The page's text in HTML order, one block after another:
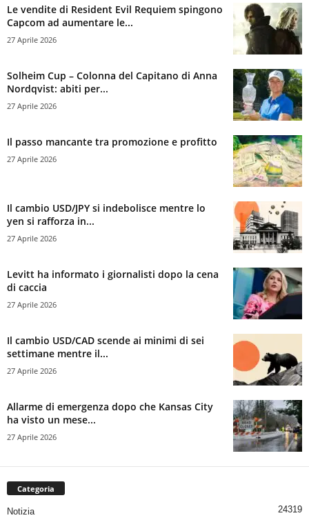
Le vendite di Resident Evil Requiem spingono
Capcom ad aumentare le...
27 Aprile 2026
Solheim Cup – Colonna del Capitano di Anna
Nordqvist: abiti per...
27 Aprile 2026
Il passo mancante tra promozione e profitto
27 Aprile 2026
Il cambio USD/JPY si indebolisce mentre lo
yen si rafforza in...
27 Aprile 2026
Levitt ha informato i giornalisti dopo la cena
di caccia
27 Aprile 2026
Il cambio USD/CAD scende ai minimi di sei
settimane mentre il...
27 Aprile 2026
Allarme di emergenza dopo che Kansas City
ha visto un mese...
27 Aprile 2026
Categoria
Notizia 24319